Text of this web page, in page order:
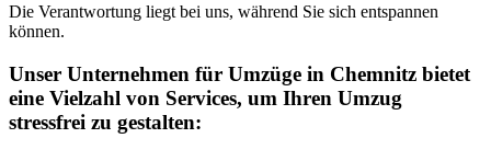
Die Verantwortung liegt bei uns, während Sie sich entspannen
können.
Unser Unternehmen für Umzüge in Chemnitz bietet
eine Vielzahl von Services, um Ihren Umzug
stressfrei zu gestalten: